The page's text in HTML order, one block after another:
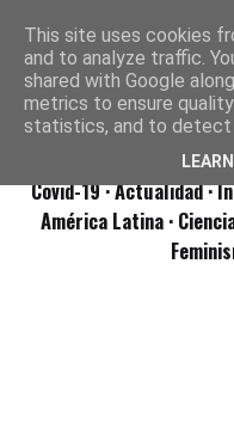
Covid-19· Actualidad·
América Latina ·
This site uses cookies
and to analyze traffic.
shared with Google
metrics to ensure
statistics, and to detect